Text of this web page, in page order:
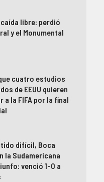
libre: perdió
y el Monumental
cuatro estudios
de EEUU quieren
a la FIFA por la final
difícil, Boca
la Sudamericana
venció 1-0 a